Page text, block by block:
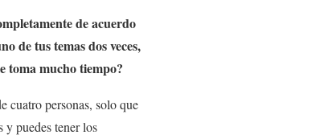
de acuerdo
de tus temas dos veces,
toma mucho tiempo?
cuatro personas, solo que
y puedes tener los